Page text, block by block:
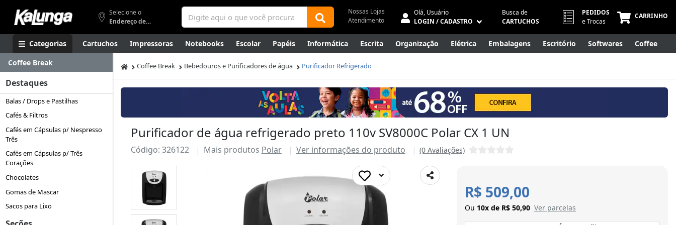
Selecione o
Endereço de entrega
Nossas Lojas
Atendimento
Olá, Usuário
LOGIN / CADASTRO
Busca de
CARTUCHOS
PEDIDOS
e Trocas
CARRINHO
Categorias Cartuchos Impressoras Notebooks Escolar Papéis Informática Escrita Organização Elétrica Embalagens Escritório Softwares Coffee
Apresentação Smartphones Artes Gamers Higiene Mídias Envelopes Rede Automação Comercial
Canetas Luxo
Outlet
Coffee Break
Destaques
Balas / Drops e Pastilhas
Cafés & Filtros
Cafés em Cápsulas p/ Nespresso
Três
Cafés em Cápsulas p/ Três
Corações
Chocolates
Gomas de Mascar
Sacos para Lixo
Coffee Break Bebedouros e Purificadores de água Purificador Refrigerado
Purificador de água refrigerado preto 110v SV8000C Polar CX 1 UN
Código: 326122 Mais produtos Polar Ver informações do produto (0 Avaliações)
R$ 509,00
Ou 10x de R$ 50,90 Ver parcelas